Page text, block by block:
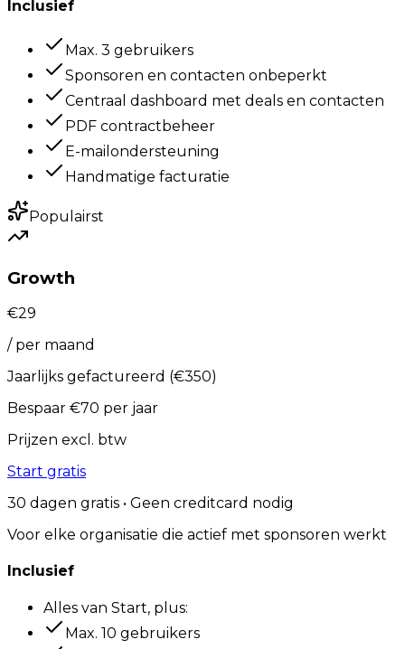
Inclusief
Max. 3 gebruikers
Sponsoren en contacten onbeperkt
Centraal dashboard met deals en contacten
PDF contractbeheer
E-mailondersteuning
Handmatige facturatie
Populairst
Growth
€29
/ per maand
Jaarlijks gefactureerd (€350)
Bespaar €70 per jaar
Prijzen excl. btw
Start gratis
30 dagen gratis • Geen creditcard nodig
Voor elke organisatie die actief met sponsoren werkt
Inclusief
Alles van Start, plus:
Max. 10 gebruikers